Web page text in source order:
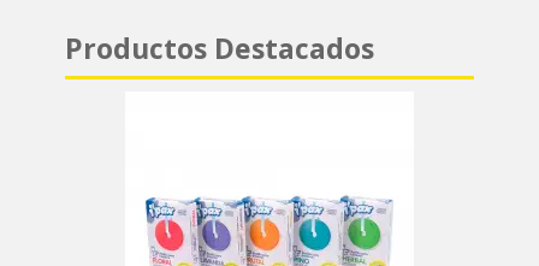
Productos Destacados